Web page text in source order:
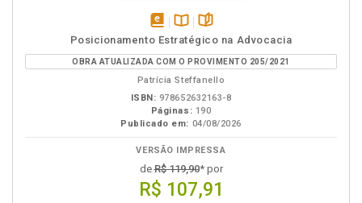
disponível
em
eBook
Disponível
na
B.V.
páginas
Posicionamento Estratégico na Advocacia
OBRA ATUALIZADA COM O PROVIMENTO 205/2021
Patrícia Steffanello
ISBN: 978652632163-8
Páginas: 190
Publicado em: 04/08/2026
VERSÃO IMPRESSA
deR$ 119,90* por
R$ 107,91